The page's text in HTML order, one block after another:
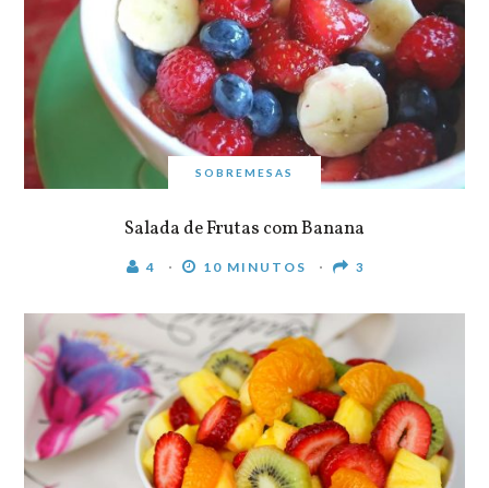
SOBREMESAS
Salada de Frutas com Banana
4 10 MINUTOS 3